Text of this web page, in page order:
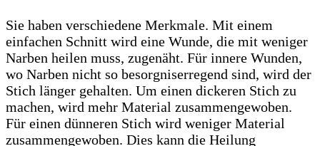
Sie haben verschiedene Merkmale. Mit einem
einfachen Schnitt wird eine Wunde, die mit weniger
Narben heilen muss, zugenäht. Für innere Wunden,
wo Narben nicht so besorgniserregend sind, wird der
Stich länger gehalten. Um einen dickeren Stich zu
machen, wird mehr Material zusammengewoben.
Für einen dünneren Stich wird weniger Material
zusammengewoben. Dies kann die Heilung